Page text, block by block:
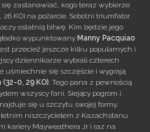
zastanawiać, kogo teraz wybierze
26 KO) na pożarcie. Sobotni triumfator
ostatnią bitwę. Kim będzie jego
wypunktowanyManny Pacquiao
przecież jeszcze kilku popularnych i
dziennikarze wybrali czterech
uśmiechnie się szczęście i wygrają
0, 29 KO). Tego pana z pewnością
wszyscy fani. Siejący pogrom i
się u szczytu swojej formy.
niszczycielem z Kazachstanu
kariery Mayweathera Jr i raz na